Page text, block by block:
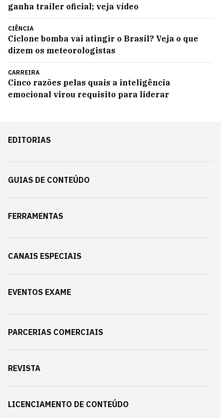
ganha trailer oficial; veja vídeo
CIÊNCIA
Ciclone bomba vai atingir o Brasil? Veja o que
dizem os meteorologistas
CARREIRA
Cinco razões pelas quais a inteligência
emocional virou requisito para liderar
EDITORIAS
GUIAS DE CONTEÚDO
FERRAMENTAS
CANAIS ESPECIAIS
EVENTOS EXAME
PARCERIAS COMERCIAIS
REVISTA
LICENCIAMENTO DE CONTEÚDO